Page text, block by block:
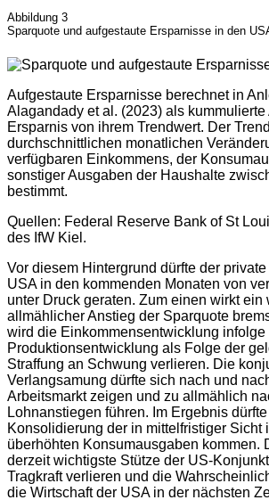
Abbildung 3
Sparquote und aufgestaute Ersparnisse in den
Aufgestaute Ersparnisse berechnet in
Alagandady et al. (2023) als
Ersparnis von ihrem Trendwert. Der
durchschnittlichen monatlichen
verfügbaren Einkommens, der
sonstiger Ausgaben der Haushalte
bestimmt.
Quellen: Federal Reserve Bank of St
des IfW Kiel.
Vor diesem Hintergrund dürfte der
USA in den kommenden Monaten von
unter Druck geraten. Zum einen wirkt ein
allmählicher Anstieg der Sparquote
wird die Einkommensentwicklung
Produktionsentwicklung als Folge der
Straffung an Schwung verlieren. Die
Verlangsamung dürfte sich nach und
Arbeitsmarkt zeigen und zu allmählich
Lohnanstiegen führen. Im Ergebnis
Konsolidierung der in mittelfristiger Sicht
überhöhten Konsum­ausgaben kommen.
derzeit wichtigste Stütze der US-
Tragkraft verlieren und die
die Wirtschaft der USA in der nächsten